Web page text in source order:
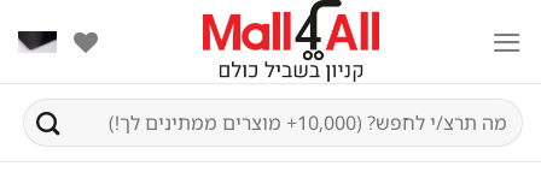
content
חיפוש
עבור: